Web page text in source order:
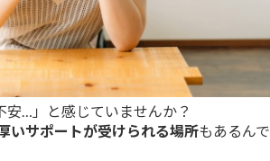
安…」と感じていませんか？
いサポートが受けられる場所もあるんで